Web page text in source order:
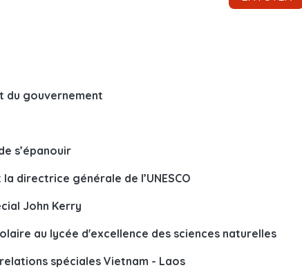
du gouvernement
s’épanouir
directrice générale de l’UNESCO
John Kerry
au lycée d'excellence des sciences naturelles
spéciales Vietnam - Laos